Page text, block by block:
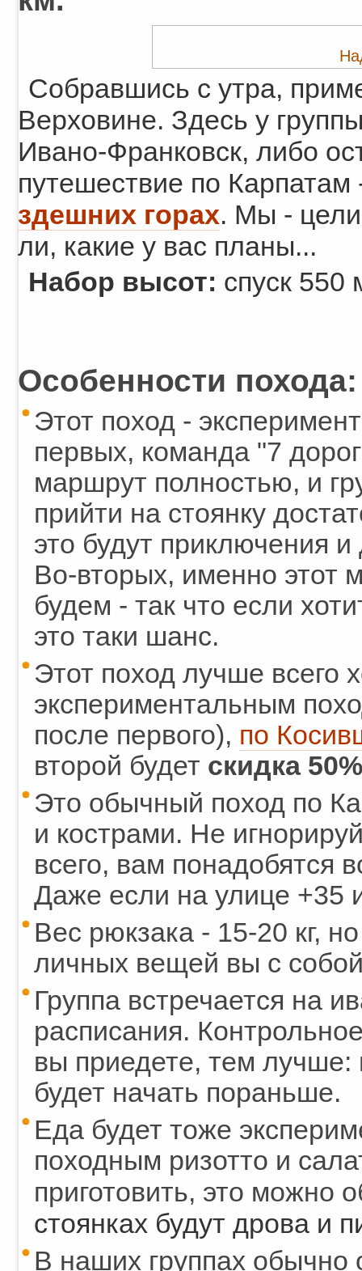
Собравшись с утра,
Верховине. Здесь у
Ивано-Франковск, либо
путешествие по
здешних горах. Мы -
ли, какие у вас планы...
Набор высот: спуск 550
Особенности похода:
Этот поход -
первых, команда "7
маршрут полностью, и
прийти на стоянку
это будут приключения
Во-вторых, именно этот
будем - так что если
это таки шанс.
Этот поход лучше всего
экспериментальным
после первого), по
второй будет скидка 50%
Это обычный поход по
и кострами. Не
всего, вам понадобятся
Даже если на улице +35
Вес рюкзака - 15-20 кг,
личных вещей вы с
Группа встречается на
расписания.
вы приедете, тем
будет начать пораньше.
Еда будет тоже
походным ризотто и
приготовить, это можно
стоянках будут дрова и
В наших группах обычно